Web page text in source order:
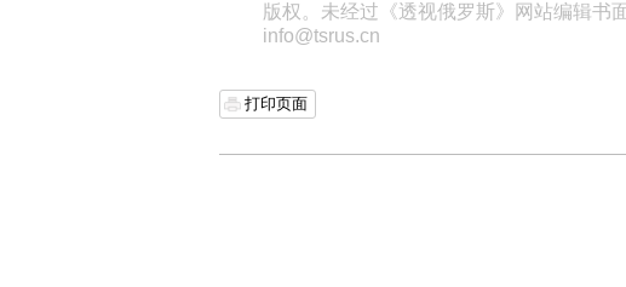
版权。未经过《透视俄罗斯》网站编辑书
info@tsrus.cn
打印页面